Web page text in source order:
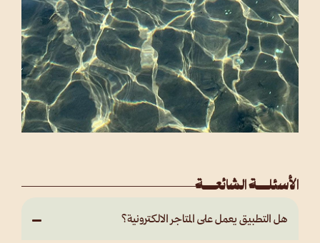
الأسئلــة الشائعــة
هل التطبيق يعمل على المتاجر الالكترونية؟